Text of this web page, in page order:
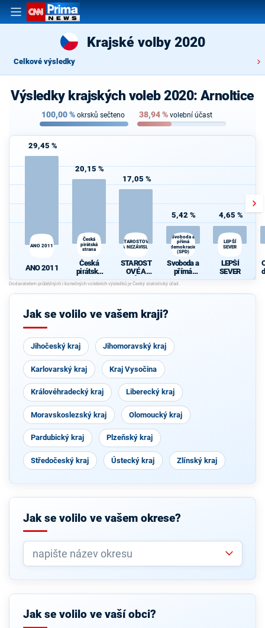
Krajské volby 2020
Celkové výsledky
Výsledky krajských voleb 2020: Arnoltice
100,00% okrsků sečteno 38,94% volební účast
29,45 %
ANO 2011
ANO 2011
20,15 %
Česká
pirátská
strana
Česká
pirátská
strana
17,05 %
STAROSTOVÉ
A NEZÁVISLÍ
STAROST
OVÉ A
NEZÁVISL
Í
5,42 %
Svoboda a
přímá
demokracie
(SPD)
Svoboda a
přímá
demokraci
e (SPD)
4,65 %
LEPŠÍ
SEVER
LEPŠÍ
SEVER
Jak se volilo ve vašem kraji?
Jihočeský kraj Jihomoravský kraj
Karlovarský kraj Kraj Vysočina
Královéhradecký kraj Liberecký kraj
Moravskoslezský kraj Olomoucký kraj
Pardubický kraj Plzeňský kraj
Středočeský kraj Ústecký kraj Zlínský kraj
Jak se volilo ve vašem okrese?
Jak se volilo ve vaší obci?